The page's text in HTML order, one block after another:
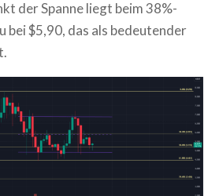
der Spanne liegt beim 38%-
bei $5,90, das als bedeutender